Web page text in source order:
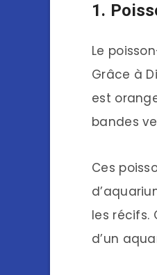
1.
Le
Grâce à
est
bandes
Ces
les récifs.
d’un